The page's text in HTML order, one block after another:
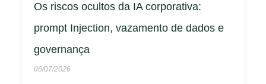
Os riscos ocultos da IA corporativa:
prompt Injection, vazamento de dados e
governança
06/07/2026